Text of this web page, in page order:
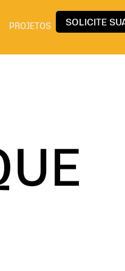
PROJETOS SOLICITE